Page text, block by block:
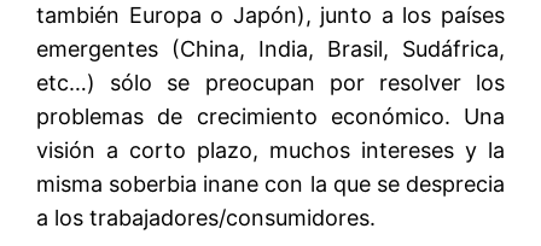
también Europa o Japón), junto a los países
emergentes (China, India, Brasil, Sudáfrica,
etc…) sólo se preocupan por resolver los
problemas de crecimiento económico. Una
visión a corto plazo, muchos intereses y la
misma soberbia inane con la que se desprecia
a los trabajadores/consumidores.